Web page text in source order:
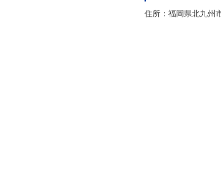
住所：福岡県北九州